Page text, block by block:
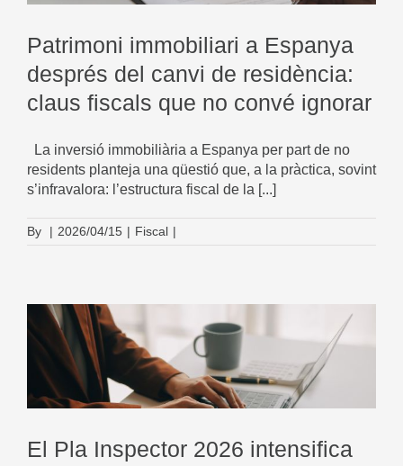
Patrimoni immobiliari a Espanya
després del canvi de residència:
claus fiscals que no convé ignorar
La inversió immobiliària a Espanya per part de no
residents planteja una qüestió que, a la pràctica, sovint
s’infravalora: l’estructura fiscal de la [...]
By | 2026/04/15 | Fiscal |
El Pla Inspector 2026 intensifica